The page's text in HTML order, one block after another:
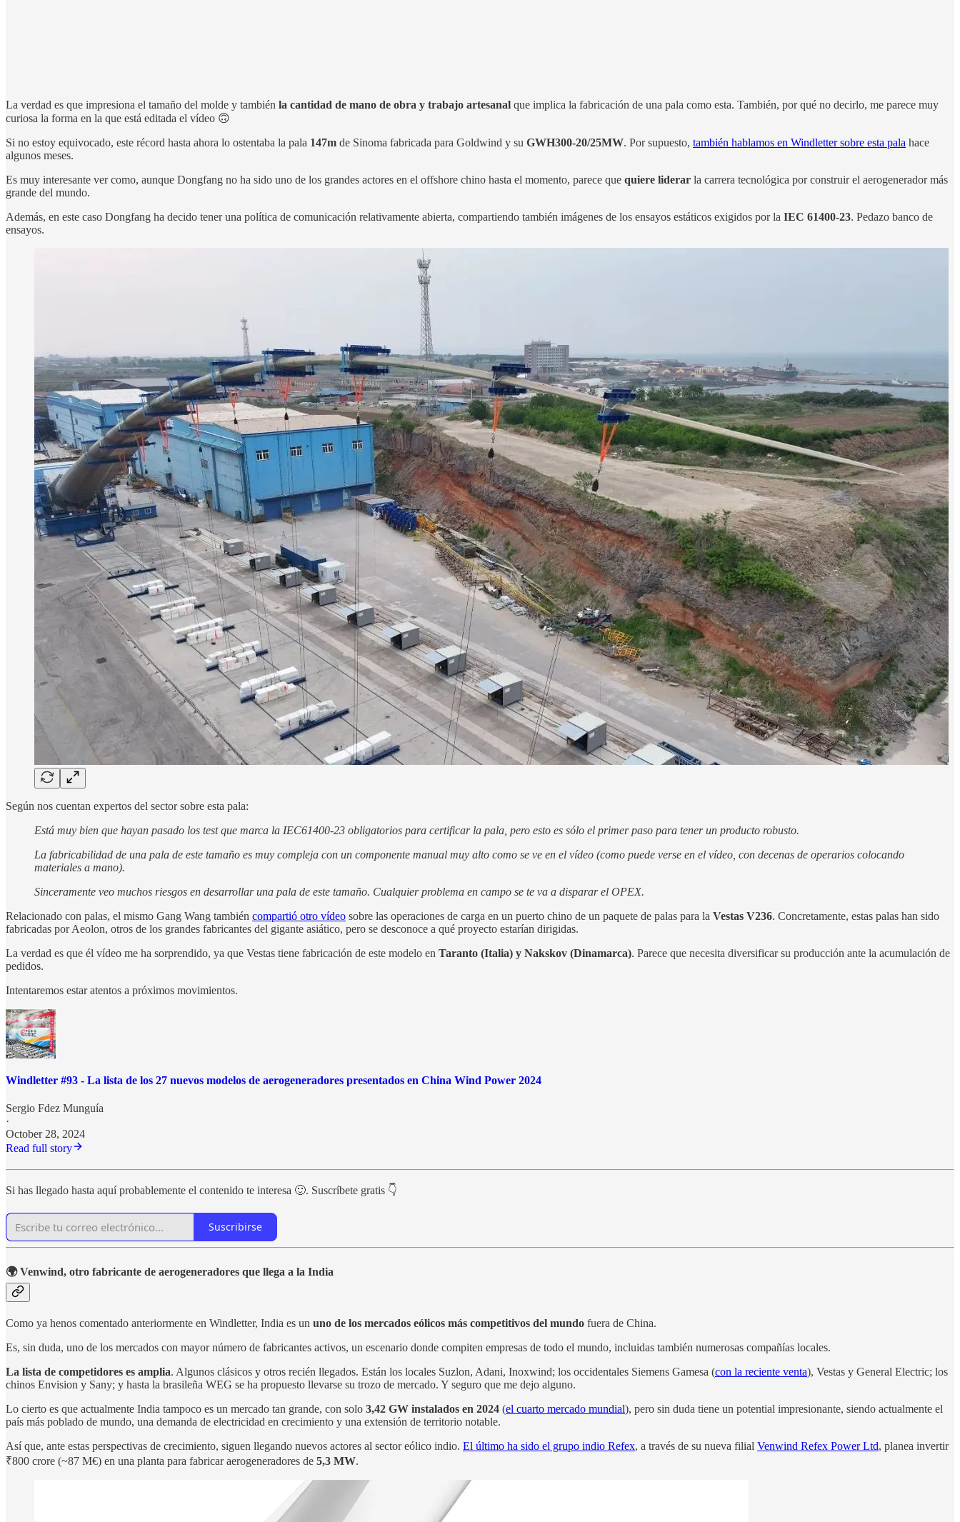
La verdad es que impresiona el tamaño del molde y también la cantidad de mano de obra y trabajo artesanal que implica la fabricación de una pala como esta. También, por qué no decirlo, me parece muy
curiosa la forma en la que está editada el vídeo 🙃
Si no estoy equivocado, este récord hasta ahora lo ostentaba la pala 147m de Sinoma fabricada para Goldwind y su GWH300-20/25MW. Por supuesto, también hablamos en Windletter sobre esta pala hace
algunos meses.
Es muy interesante ver como, aunque Dongfang no ha sido uno de los grandes actores en el offshore chino hasta el momento, parece que quiere liderar la carrera tecnológica por construir el aerogenerador más
grande del mundo.
Además, en este caso Dongfang ha decido tener una política de comunicación relativamente abierta, compartiendo también imágenes de los ensayos estáticos exigidos por la IEC 61400-23. Pedazo banco de
ensayos.
Según nos cuentan expertos del sector sobre esta pala:
Está muy bien que hayan pasado los test que marca la IEC61400-23 obligatorios para certificar la pala, pero esto es sólo el primer paso para tener un producto robusto.
La fabricabilidad de una pala de este tamaño es muy compleja con un componente manual muy alto como se ve en el vídeo (como puede verse en el vídeo, con decenas de operarios colocando
materiales a mano).
Sinceramente veo muchos riesgos en desarrollar una pala de este tamaño. Cualquier problema en campo se te va a disparar el OPEX.
Relacionado con palas, el mismo Gang Wang también compartió otro vídeo sobre las operaciones de carga en un puerto chino de un paquete de palas para la Vestas V236. Concretamente, estas palas han sido
fabricadas por Aeolon, otros de los grandes fabricantes del gigante asiático, pero se desconoce a qué proyecto estarían dirigidas.
La verdad es que él vídeo me ha sorprendido, ya que Vestas tiene fabricación de este modelo en Taranto (Italia) y Nakskov (Dinamarca). Parece que necesita diversificar su producción ante la acumulación de
pedidos.
Intentaremos estar atentos a próximos movimientos.
Windletter #93 - La lista de los 27 nuevos modelos de aerogeneradores presentados en China Wind Power 2024
Sergio Fdez Munguía
·
October 28, 2024
Read full story
Si has llegado hasta aquí probablemente el contenido te interesa 🙂. Suscríbete gratis 👇
Suscribirse
🌍 Venwind, otro fabricante de aerogeneradores que llega a la India
Como ya henos comentado anteriormente en Windletter, India es un uno de los mercados eólicos más competitivos del mundo fuera de China.
Es, sin duda, uno de los mercados con mayor número de fabricantes activos, un escenario donde compiten empresas de todo el mundo, incluidas también numerosas compañías locales.
La lista de competidores es amplia. Algunos clásicos y otros recién llegados. Están los locales Suzlon, Adani, Inoxwind; los occidentales Siemens Gamesa (con la reciente venta), Vestas y General Electric; los
chinos Envision y Sany; y hasta la brasileña WEG se ha propuesto llevarse su trozo de mercado. Y seguro que me dejo alguno.
Lo cierto es que actualmente India tampoco es un mercado tan grande, con solo 3,42 GW instalados en 2024 (el cuarto mercado mundial), pero sin duda tiene un potential impresionante, siendo actualmente el
país más poblado de mundo, una demanda de electricidad en crecimiento y una extensión de territorio notable.
Así que, ante estas perspectivas de crecimiento, siguen llegando nuevos actores al sector eólico indio. El último ha sido el grupo indio Refex, a través de su nueva filial Venwind Refex Power Ltd, planea invertir
₹800 crore (~87 M€) en una planta para fabricar aerogeneradores de 5,3 MW.